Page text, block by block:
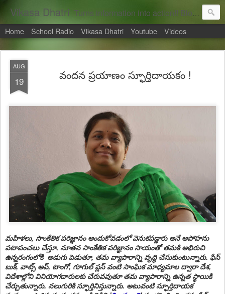
Vikasa Dhatri Turns information into action!! Blogs on Sustainability
Home School Radio Vikasa Dhatri Youtube Videos
AUG
19 వందన ప్రయాణం స్ఫూర్తిదాయకం !
మహిళలు, సాంకేతిక పరిజ్ఞానం అందుకోవడంలో వెనుకపడ్డారు అనే అపోహను
పటాపంచలు చేస్తూ, నూతన సాంకేతిక ప‌రిజ్ఞానం సాయంతో తమకి అభిరుచి
ఉన్నరంగంలోకి అడుగు పెడుతూ, తమ వ్యాపారాన్ని వృద్ధి చేసుకుంటున్నారు. ఫేస్
బుక్‌, వాట్స్ అప్, టాంగో, గూగుల్ ప్లస్ వంటి సాంఘిక మాధ్యమాల ద్వారా దేశ‌,
విదేశాల్లోని వినియోగ‌దారుల‌కు చేరువవుతూ తమ వ్యాపారాన్ని ఉన్నత స్థాయికి
చేర్చుతున్నారు. నలుగురికి స్ఫూర్తినిస్తున్నారు. అటువంటి స్ఫూర్తిదాయక